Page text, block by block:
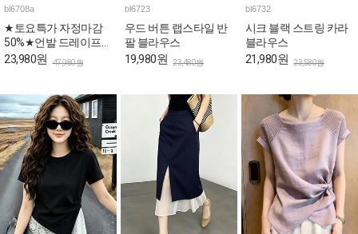
bl6708a
★토요특가 자정마감
50%★언발 드레이프
퍼프 스퀘어 블라우스
23,980원 47,980원
bl6723
우드 버튼 랩스타일 반
팔 블라우스
19,980원 23,480원
bl6732
시크 블랙 스트링 카라
블라우스
21,980원 23,580원